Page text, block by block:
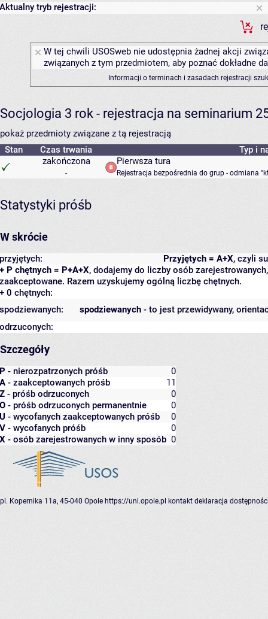
Aktualny tryb rejestracji:
W tej chwili USOSweb nie udostępnia żadnej akcji
związanych z tym przedmiotem, aby poznać dokładne
Informacji o terminach i zasadach rejestracji
Socjologia 3 rok - rejestracja na seminarium
pokaż przedmioty związane z tą rejestracją
Stan
Czas trwania
Typ i
zakończona
-
Pierwsza tura
Rejestracja bezpośrednia do grup - odmiana
Statystyki próśb
W skrócie
Przyjętych = A+X, czyli
przyjętych:
+ P chętnych = P+A+X, dodajemy do liczby osób
zaakceptowane. Razem uzyskujemy ogólną liczbę chętnych.
+ 0 chętnych:
spodziewanych - to jest przewidywany,
spodziewanych:
odrzuconych:
Szczegóły
P - nierozpatrzonych próśb
0
A - zaakceptowanych próśb
11
Z - próśb odrzuconych
0
O - próśb odrzuconych permanentnie
0
U - wycofanych zaakceptowanych próśb
0
V - wycofanych próśb
0
X - osób zarejestrowanych w inny sposób 0
pl. Kopernika 11a, 45-040 Opole https://uni.opole.pl kontakt deklaracja